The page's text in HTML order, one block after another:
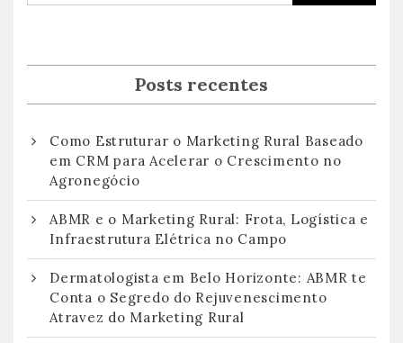
Posts recentes
Como Estruturar o Marketing Rural Baseado
em CRM para Acelerar o Crescimento no
Agronegócio
ABMR e o Marketing Rural: Frota, Logística e
Infraestrutura Elétrica no Campo
Dermatologista em Belo Horizonte: ABMR te
Conta o Segredo do Rejuvenescimento
Atravez do Marketing Rural